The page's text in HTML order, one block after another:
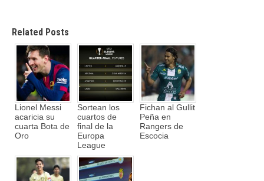
Related Posts
Lionel Messi
acaricia su
cuarta Bota de
Oro
Sortean los
cuartos de
final de la
Europa
League
Fichan al Gullit
Peña en
Rangers de
Escocia